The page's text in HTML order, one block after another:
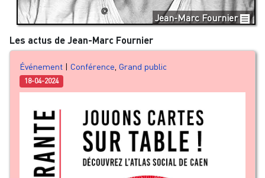
Jean-Marc Fournier
Les actus de Jean-Marc Fournier
Événement | Conférence Grand public
18-04-2024